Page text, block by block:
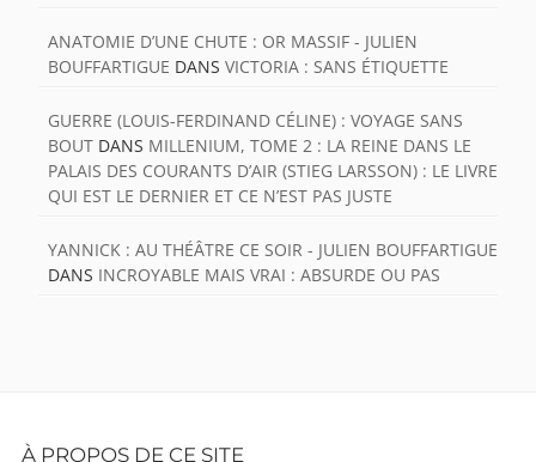
ANATOMIE D’UNE CHUTE : OR MASSIF - JULIEN
BOUFFARTIGUE DANS VICTORIA : SANS ÉTIQUETTE
GUERRE (LOUIS-FERDINAND CÉLINE) : VOYAGE SANS
BOUT DANS MILLENIUM, TOME 2 : LA REINE DANS LE
PALAIS DES COURANTS D’AIR (STIEG LARSSON) : LE LIVRE
QUI EST LE DERNIER ET CE N’EST PAS JUSTE
YANNICK : AU THÉÂTRE CE SOIR - JULIEN BOUFFARTIGUE
DANS INCROYABLE MAIS VRAI : ABSURDE OU PAS
À PROPOS DE CE SITE